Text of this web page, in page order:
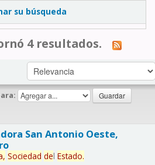
su búsqueda
4 resultados.
San Antonio Oeste,
Sociedad del Estado.